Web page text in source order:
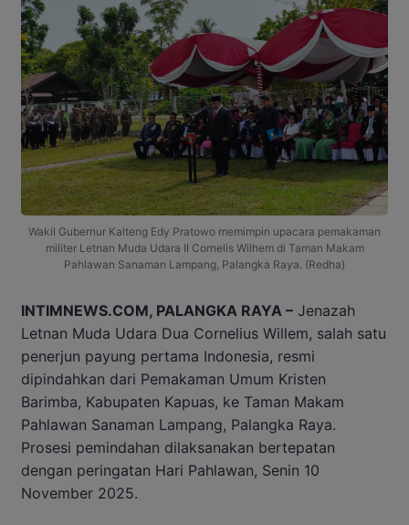
Wakil Gubernur Kalteng Edy Pratowo memimpin upacara pemakaman
militer Letnan Muda Udara II Cornelis Wilhem di Taman Makam
Pahlawan Sanaman Lampang, Palangka Raya. (Redha)
INTIMNEWS.COM, PALANGKA RAYA – Jenazah
Letnan Muda Udara Dua Cornelius Willem, salah satu
penerjun payung pertama Indonesia, resmi
dipindahkan dari Pemakaman Umum Kristen
Barimba, Kabupaten Kapuas, ke Taman Makam
Pahlawan Sanaman Lampang, Palangka Raya.
Prosesi pemindahan dilaksanakan bertepatan
dengan peringatan Hari Pahlawan, Senin 10
November 2025.